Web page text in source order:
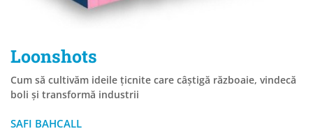
Loonshots
Cum să cultivăm ideile țicnite care câștigă războaie, vindecă
boli și transformă industrii
SAFI BAHCALL